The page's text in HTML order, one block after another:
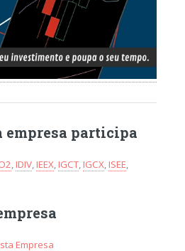
empresa participa
,IDIV,IEEX,IGCT,IGCX,ISEE,
Empresa